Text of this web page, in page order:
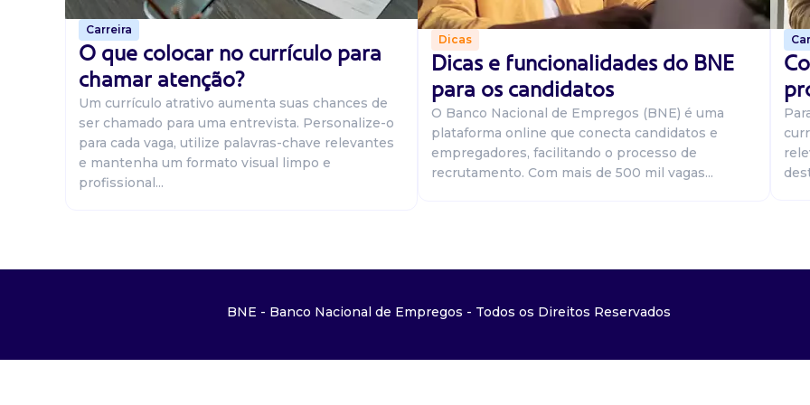
Carreira
O que colocar no currículo para
chamar atenção?
Um currículo atrativo aumenta suas chances de
ser chamado para uma entrevista. Personalize-o
para cada vaga, utilize palavras-chave relevantes
e mantenha um formato visual limpo e
profissional...
Dicas
Dicas e funcionalidades do BNE
para os candidatos
O Banco Nacional de Empregos (BNE) é uma
plataforma online que conecta candidatos e
empregadores, facilitando o processo de
recrutamento. Com mais de 500 mil vagas...
BNE - Banco Nacional de Empregos - Todos os Direitos Reservados